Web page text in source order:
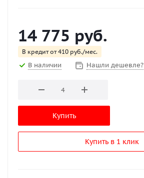
14 775 руб.
В кредит от 410 руб./мес.
В наличии Нашли дешевле?
Купить
Купить в 1 клик